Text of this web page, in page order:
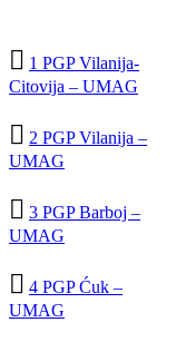
 1 PGP Vilanija-
Citovija – UMAG
 2 PGP Vilanija –
UMAG
 3 PGP Barboj –
UMAG
 4 PGP Ćuk –
UMAG